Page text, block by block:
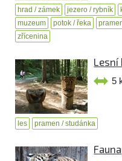
hrad / zámek jezero / rybník
muzeum
potok / řeka
zřícenina
Lesní
5
les pramen / studánka